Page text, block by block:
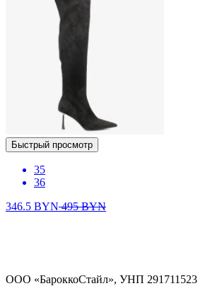
Быстрый просмотр
35
36
346.5 BYN495BYN
ООО «БароккоСтайл», УНП 291711523